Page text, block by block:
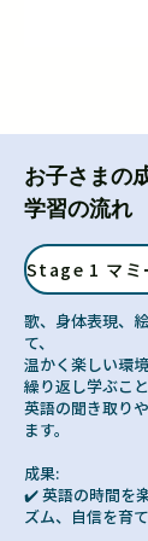
お子さまの
学習の流れ
Stage 1 マミ
歌、身体表現、
て、
温かく楽しい環
繰り返し学ぶこと
英語の聞き取り
ます。
成果:
✔️ 英語の時間を
ズム、自信を育て